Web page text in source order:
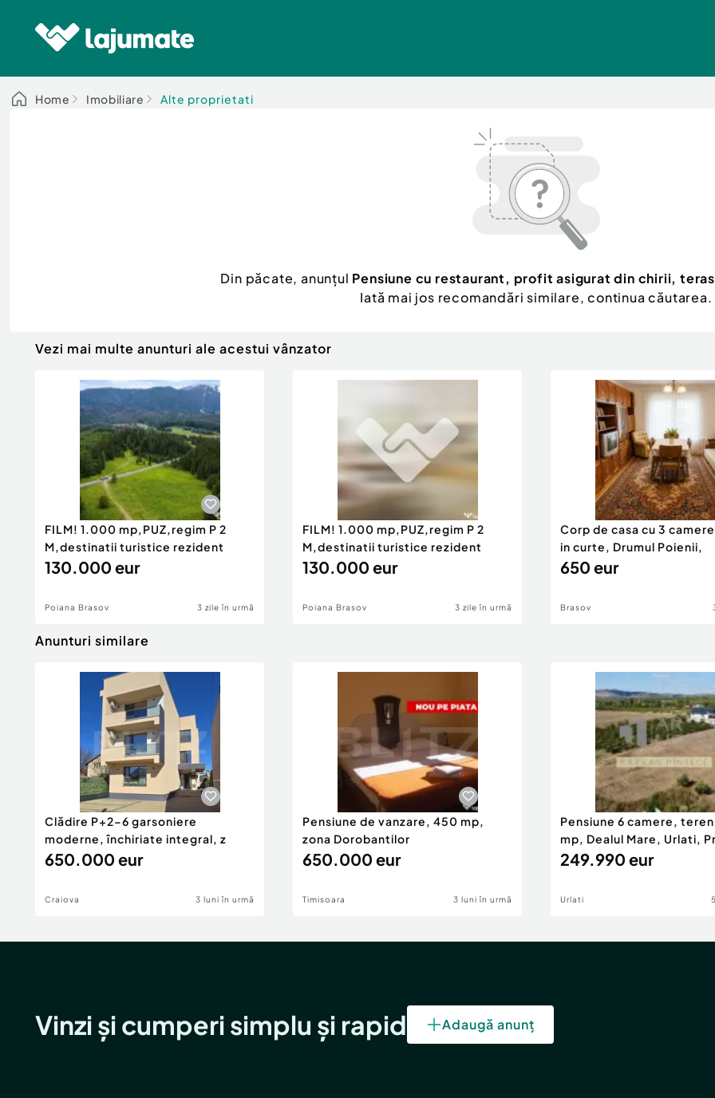
Home Imobiliare Alte proprietati
Din păcate, anunțul Pensiune cu restaurant, profit asigurat din chirii,
Iată mai jos recomandări similare, continua căutarea.
Vezi mai multe anunturi ale acestui vânzator
FILM! 1.000 mp,PUZ,regim P 2
M,destinatii turistice rezident
130.000 eur
Poiana Brasov 3 zile în urmă
FILM! 1.000 mp,PUZ,regim P 2
M,destinatii turistice rezident
130.000 eur
Poiana Brasov 3 zile în urmă
Corp de casa cu 3
in curte, Drumul Poienii,
650 eur
Brasov
Anunturi similare
Clădire P+2–6 garsoniere
moderne, închiriate integral, z
650.000 eur
Craiova 3 luni în urmă
Pensiune de vanzare, 450 mp,
zona Dorobantilor
650.000 eur
Timisoara 3 luni în urmă
Pensiune 6 camere, teren
mp, Dealul Mare, Urlati,
249.990 eur
Urlati
Vinzi și cumperi simplu și rapid Adaugă anunț